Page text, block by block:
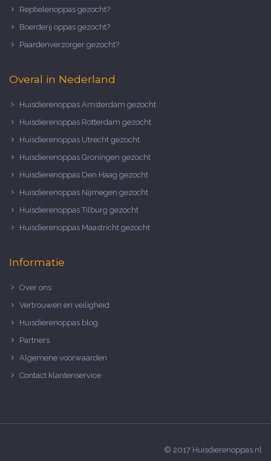
Reptielenoppas gezocht?
Boerderij oppas gezocht?
Paardenverzorger gezocht?
Overal in Nederland
Huisdierenoppas Amsterdam gezocht
Huisdierenoppas Rotterdam gezocht
Huisdierenoppas Utrecht gezocht
Huisdierenoppas Groningen gezocht
Huisdierenoppas Den Haag gezocht
Huisdierenoppas Nijmegen gezocht
Huisdierenoppas Tilburg gezocht
Huisdierenoppas Maastricht gezocht
Informatie
Over ons
Vertrouwen en veiligheid
Huisdierenoppas blog
Partners
Algemene voorwaarden
Contact klantenservice
© 2017 Huisdierenoppas.nl